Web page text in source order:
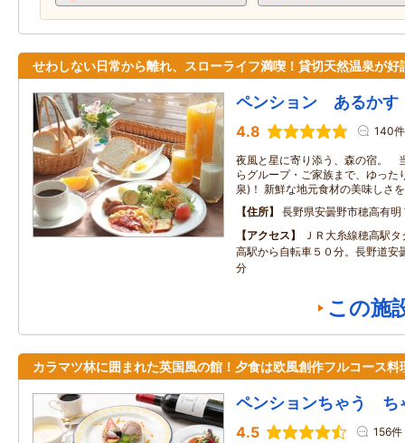
せわしない日常から離れ、スローライフ満喫！貸切天然温泉が好
ペンション あるかす
4.8 140件
夜風と星に寄り添う、森の宿。
らグループ・ご家族まで、ゆった
泉)！ 新鮮な地元食材の美味しさ
住所
長野県安曇野市穂高有明
アクセス
ＪＲ大糸線穂高駅
高駅から自転車５０分。長野道安
分
この施
カラマツ林に囲まれた英国風の館！夕食は欧風創作フルコース料
ペンションちゃう ち
4.5 156件